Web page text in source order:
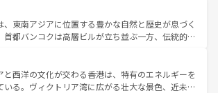
に包まれながら、韓国の多彩な魅力を心ゆくまで味
わってみてほしい。 なお、新着の韓国情報はコンテンツ一
照してほしい。
発展と共に伝統が息づく。ハノイの古い町並みやホ
ン市のフランス統治時代の建物も、独特の雰囲気を
している。また、バラエティの豊かさとおいしさで
フォーやバインミー、ベトナムコーヒーなどは、ぜ
で味わいたい。どの地域を訪れてもあたたかい人々
者を迎えてくれるので、きっと忘れられない旅にな
、東南アジアに位置する豊かな自然と歴史が息づく
首都バンコクは高層ビルが立ち並ぶ一方、伝統的な
が交差している。北部ではチェンマイなどの山岳地
然と触れ合い、南部ではプーケットやクラビの美し
チでリゾート気分を楽しむことができる。タイ料理
と西洋の文化が交わる香港は、特有のエネルギーを
いる。ヴィクトリア湾に広がる壮大な景色、近未来